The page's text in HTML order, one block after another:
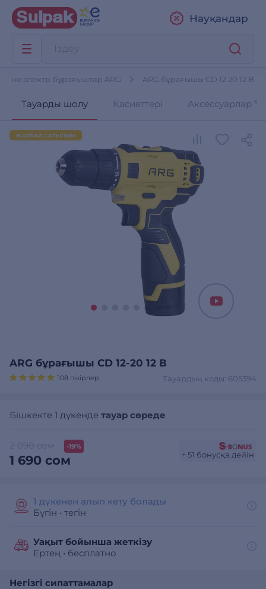
Науқандар
электр бұрағыштар ARG ARG бұрағышы CD 12 20 12 В
Тауарды шолу Қасиеттері Аксессуарлар 6
ARG бұрағышы CD 12-20 12 В
Тауардың коды: 605394
108 пікірлер
ЖАППАЙ САТЫЛЫМ
Бішкекте 1 дүкенде тауар сөреде
-19%
1 690 сом + 51 бонусқа дейін
1 дүкенен алып кету болады
Бүгін • тегін
Уақыт бойынша жеткізу
Ертең • бесплатно
Негізгі сипаттамалар